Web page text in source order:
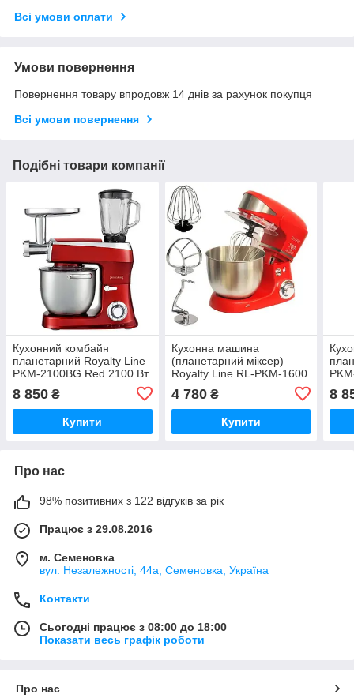
Всі умови оплати
Умови повернення
Повернення товару впродовж 14 днів за рахунок покупця
Всі умови повернення
Подібні товари компанії
Кухонний комбайн
планетарний Royalty Line
PKM-2100BG Red 2100 Вт
м’ясорубкою, чаша 7.5 л,
скляний блендер 1.5 л
8 850 ₴
Купити
Кухонна машина
(планетарний міксер)
Royalty Line RL-PKM-1600
Red, 1600 Вт, чаша 5.5 л,
6 швидкостей +
імпульсний режим
4 780₴
Купити
8
Про нас
98% позитивних з 122 відгуків за рік
Працює з 29.08.2016
м. Семеновка
вул. Незалежності, 44а, Семеновка, Україна
Контакти
Сьогодні працює з 08:00 до 18:00
Показати весь графік роботи
Про нас